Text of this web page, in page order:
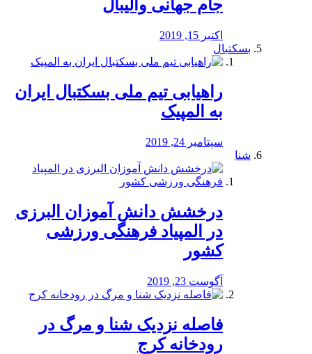
جام جهانی والیبال
اکتبر 15, 2019
بسکتبال
راهیابی تیم ملی بسکتبال ایران
به المپیک
سپتامبر 24, 2019
شنا
درخشش دانش آموزان البرزی
در المپیاد فرهنگی ورزشی
کشور
آگوست 23, 2019
️فاصله نزدیک شنا و مرگ در
رودخانه کرج